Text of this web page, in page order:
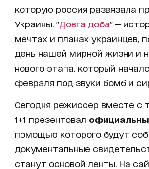
которую россия развязала
Украины. "Довга доба" —
мечтах и ​​планах украинцев,
день нашей мирной жизни и
нового этапа, который
февраля под звуки бомб и
Сегодня режиссер вместе с
1+1 презентовал
помощью которого будут
документальные
станут основой ленты. На